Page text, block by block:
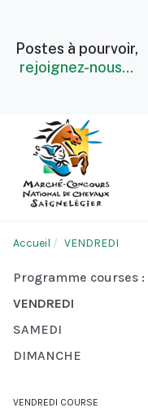
Postes à pourvoir,
rejoignez-nous…
Accueil VENDREDI
Programme courses :
VENDREDI
SAMEDI
DIMANCHE
VENDREDI COURSE